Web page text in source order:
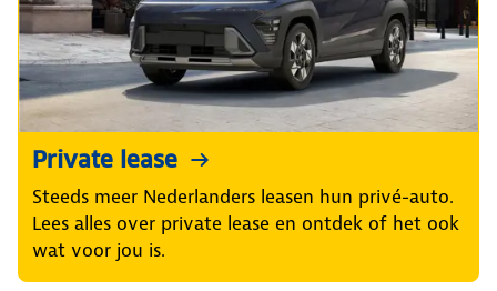
Private lease
Steeds meer Nederlanders leasen hun privé-auto.
Lees alles over private lease en ontdek of het ook
wat voor jou is.